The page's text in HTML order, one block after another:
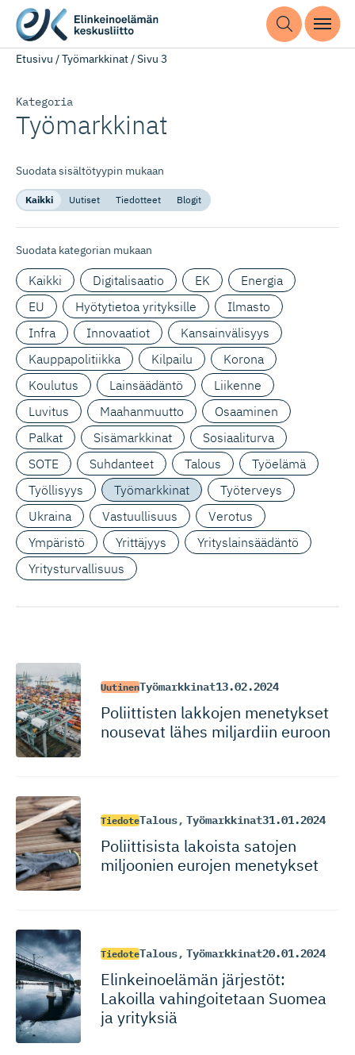
Etusivu /Työmarkkinat/Sivu 3
Kategoria
Työmarkkinat
Suodata sisältötyypin mukaan
Kaikki Uutiset Tiedotteet Blogit
Suodata kategorian mukaan
Kaikki Digitalisaatio EK
Energia
EU
Hyötytietoa yrityksille
Ilmasto
Infra
Innovaatiot
Kansainvälisyys
Kauppapolitiikka
Kilpailu
Korona
Koulutus
Lainsäädäntö
Liikenne
Luvitus
Maahanmuutto
Osaaminen
Palkat
Sisämarkkinat
Sosiaaliturva
SOTE
Suhdanteet Talous
Työelämä
Työllisyys
Työmarkkinat
Työterveys
Ukraina
Vastuullisuus
Verotus
Ympäristö
Yrittäjyys
Yrityslainsäädäntö
Yritysturvallisuus
UutinenTyömarkkinat13.02.2024
Poliittisten lakkojen menetykset
nousevat lähes miljardiin euroon
TiedoteTalous, Työmarkkinat31.01.2024
Poliittisista lakoista satojen
miljoonien eurojen menetykset
TiedoteTalous, Työmarkkinat20.01.2024
Elinkeinoelämän järjestöt:
Lakoilla vahingoitetaan Suomea
ja yrityksiä